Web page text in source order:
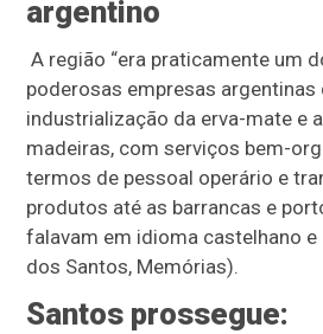
argentino
A região “era praticamente um
poderosas empresas argentinas
industrialização da erva-mate e
madeiras, com serviços bem-
termos de pessoal operário e
produtos até as barrancas e
falavam em idioma castelhano e
dos Santos, Memórias).
Santos prossegue: